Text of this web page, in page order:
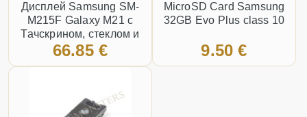
Дисплей Samsung SM-
M215F Galaxy M21 с
Тачскрином, стеклом и
рамкой, (Service pack)
66.85 €
MicroSD Card Samsung
32GB Evo Plus class 10
9.50 €